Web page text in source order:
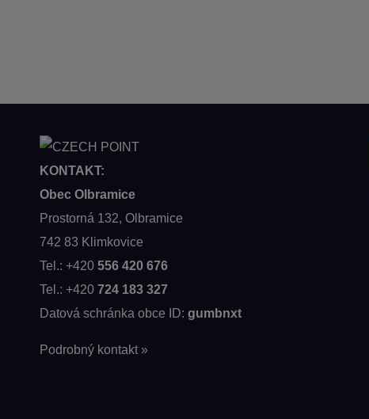
KONTAKT:
Obec Olbramice
Prostorná 132, Olbramice
742 83 Klimkovice
Tel.: +420 556 420 676
Tel.: +420 724 183 327
Datová schránka obce ID: gumbnxt
Podrobný kontakt »